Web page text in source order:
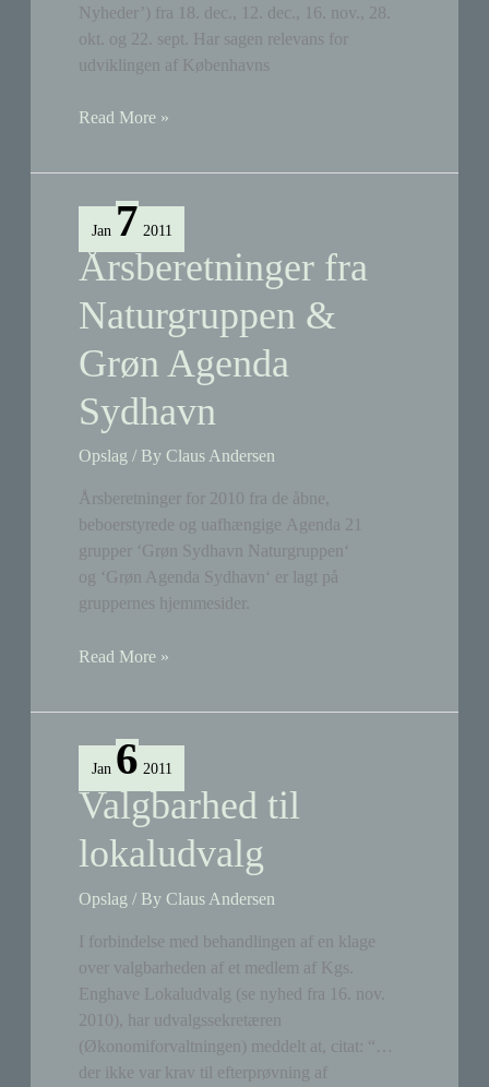
Nyheder’) fra 18. dec., 12. dec., 16. nov., 28.
okt. og 22. sept. Har sagen relevans for
udviklingen af Københavns
Økonomiforvaltningen
igen
tal
Read More »
Jan 7 2011
Årsberetninger fra
Naturgruppen &
Grøn Agenda
Sydhavn
Opslag / ByClaus Andersen
Årsberetninger for 2010 fra de åbne,
beboerstyrede og uafhængige Agenda 21
grupper ‘Grøn Sydhavn Naturgruppen‘
og ‘Grøn Agenda Sydhavn‘ er lagt på
gruppernes hjemmesider.
Årsberetninger
Naturgruppen
Grøn
Agenda
Sydhavn
Read More »
Jan 6 2011
Valgbarhed til
lokaludvalg
Opslag / ByClaus Andersen
I forbindelse med behandlingen af en klage
over valgbarheden af et medlem af Kgs.
Enghave Lokaludvalg (se nyhed fra 16. nov.
2010), har udvalgssekretæren
(Økonomiforvaltningen) meddelt at, citat: “…
der ikke var krav til efterprøvning af